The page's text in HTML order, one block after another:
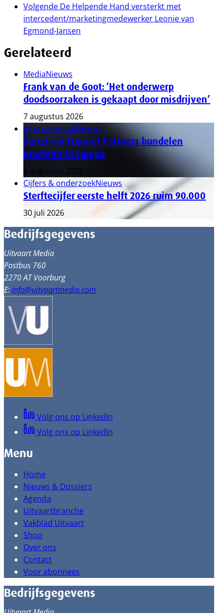
Volgende De Helpende Hand versterkt met
intercedent/marketingmedewerker Leonie van
Egmond-Jansen
Gerelateerd
MediaNieuws
Frank van de Goot: ‘Het onderwerp
doodsoorzaken is gekaapt door misdrijven’
7 augustus 2026
InternationaalNieuws
Sereni en Funeral Partners bundelen
krachten in Europa
6 augustus 2026
Cijfers & onderzoekNieuws
Sterftecijfer eerste helft 2026 ruim 90.000
30 juli 2026
Bedrijfsgegevens
Uitvaart Media
Postbus 760
2270 AT Voorburg
E:info@uitvaartmedia.com
Volg ons op LinkedIn
Volg ons op LinkedIn
Menu
Home
Nieuws & Dossiers
Agenda
Uitvaartbranche
Vakblad Uitvaart
Shop
Over ons
Contact
Voor abonnees
Bedrijfsgegevens